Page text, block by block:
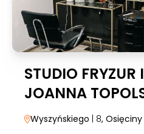
STUDIO FRYZUR
JOANNA
Wyszyńskiego | 8, Osięciny